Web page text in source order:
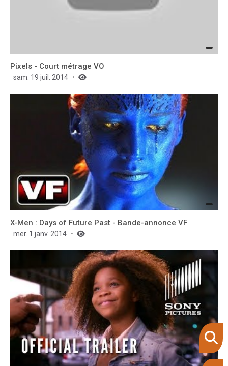
Pixels - Court métrage VO
sam. 19 juil. 2014
X-Men : Days of Future Past - Bande-annonce VF
mer. 1 janv. 2014